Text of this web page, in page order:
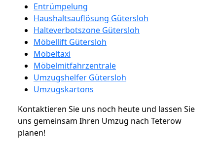
Entrümpelung
Haushaltsauflösung Gütersloh
Halteverbotszone Gütersloh
Möbellift Gütersloh
Möbeltaxi
Möbelmitfahrzentrale
Umzugshelfer Gütersloh
Umzugskartons
Kontaktieren Sie uns noch heute und lassen Sie
uns gemeinsam Ihren Umzug nach Teterow
planen!